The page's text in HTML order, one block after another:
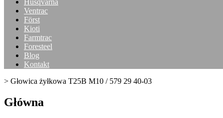
Husqvarna
Ventrac
Först
Kioti
Farmtrac
Foresteel
Blog
Kontakt
> Głowica żyłkowa T25B M10 / 579 29 40-03
Główna